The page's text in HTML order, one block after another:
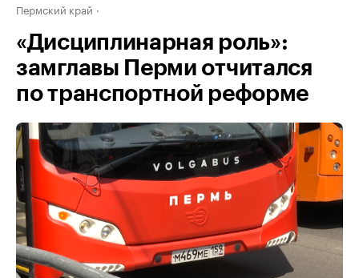
Пермский край
«Дисциплинарная роль»:
замглавы Перми отчитался
по транспортной реформе